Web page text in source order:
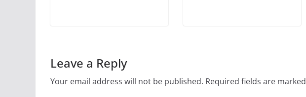
Leave a Reply
Your email address will not be published. Required fields are marked